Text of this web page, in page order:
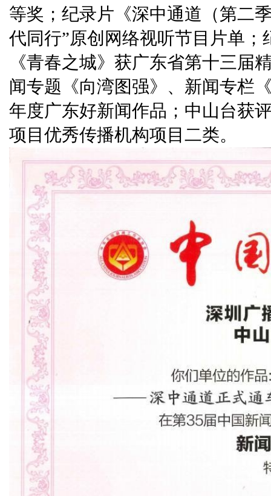
等奖；纪录片《深中通道（第二
代同行”原创网络视听节目片单
《青春之城》获广东省第十三届
闻专题《向湾图强》、新闻专栏
年度广东好新闻作品；中山台获
项目优秀传播机构项目二类。